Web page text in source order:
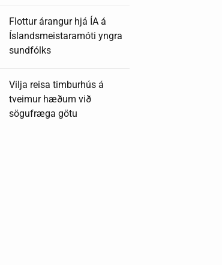
Flottur árangur hjá ÍA á
Íslandsmeistaramóti yngra
sundfólks
Vilja reisa timburhús á
tveimur hæðum við
sögufræga götu